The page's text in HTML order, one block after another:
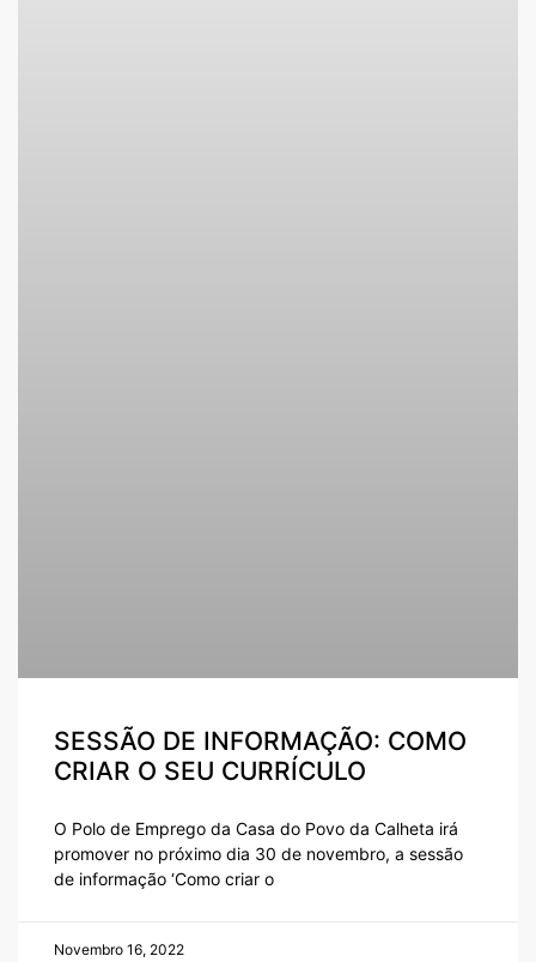
SESSÃO DE INFORMAÇÃO: COMO
CRIAR O SEU CURRÍCULO
O Polo de Emprego da Casa do Povo da Calheta irá
promover no próximo dia 30 de novembro, a sessão
de informação ‘Como criar o
Novembro 16, 2022